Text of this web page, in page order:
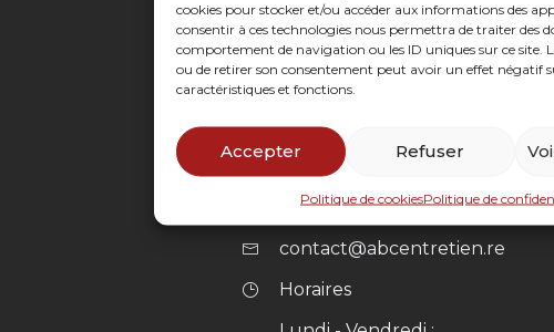
cookies pour stocker et/ou accéder aux informations des
consentir à ces technologies nous permettra de traiter des
comportement de navigation ou les ID uniques sur ce site.
ou de retirer son consentement peut avoir un effet négatif
caractéristiques et fonctions.
Accepter Refuser
Politique de cookiesPolitique de
Infos
Formulaire de contact
0262 21 69 59
contact@abcentretien.re
Horaires